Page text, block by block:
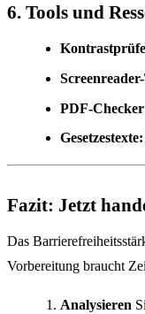
6. Tools und
PDF-
Gesetzestexte:
Fazit: Jetzt
Das
Vorbereitung braucht
Analysieren